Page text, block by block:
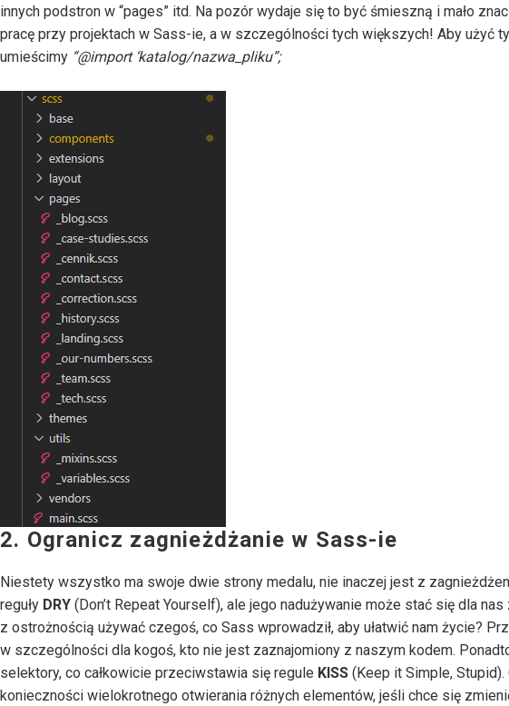
innych podstron w “pages” itd. Na pozór wydaje się to być śmieszną i mało
pracę przy projektach w Sass-ie, a w szczególności tych większych! Aby użyć
umieścimy “@import ‘katalog/nazwa_pliku”;
2. Ogranicz zagnieżdżanie w Sass-ie
Niestety wszystko ma swoje dwie strony medalu, nie inaczej jest z
reguły DRY (Don’t Repeat Yourself), ale jego nadużywanie może stać się dla
z ostrożnością używać czegoś, co Sass wprowadził, aby ułatwić nam życie?
w szczególności dla kogoś, kto nie jest zaznajomiony z naszym kodem.
selektory, co całkowicie przeciwstawia się regule KISS (Keep it Simple,
konieczności wielokrotnego otwierania różnych elementów, jeśli chce się